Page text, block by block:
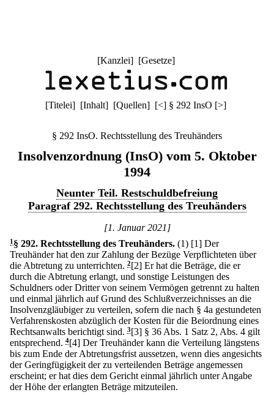
[Kanzlei] [Gesetze]
[Titelei] [Inhalt] [Quellen] [<] § 292 InsO [>]
§ 292 InsO. Rechtsstellung des Treuhänders
Insolvenzordnung (InsO) vom 5. Oktober
1994
Neunter Teil. Restschuldbefreiung
Paragraf 292. Rechtsstellung des Treuhänders
[1. Januar 2021]
1 § 292. Rechtsstellung des Treuhänders. (1) [1] Der
Treuhänder hat den zur Zahlung der Bezüge Verpflichteten über
die Abtretung zu unterrichten. 2[2] Er hat die Beträge, die er
durch die Abtretung erlangt, und sonstige Leistungen des
Schuldners oder Dritter von seinem Vermögen getrennt zu halten
und einmal jährlich auf Grund des Schlußverzeichnisses an die
Insolvenzgläubiger zu verteilen, sofern die nach § 4a gestundeten
Verfahrenskosten abzüglich der Kosten für die Beiordnung eines
Rechtsanwalts berichtigt sind. 3[3] § 36 Abs. 1 Satz 2, Abs. 4 gilt
entsprechend. 4[4] Der Treuhänder kann die Verteilung längstens
bis zum Ende der Abtretungsfrist aussetzen, wenn dies angesichts
der Geringfügigkeit der zu verteilenden Beträge angemessen
erscheint; er hat dies dem Gericht einmal jährlich unter Angabe
der Höhe der erlangten Beträge mitzuteilen.